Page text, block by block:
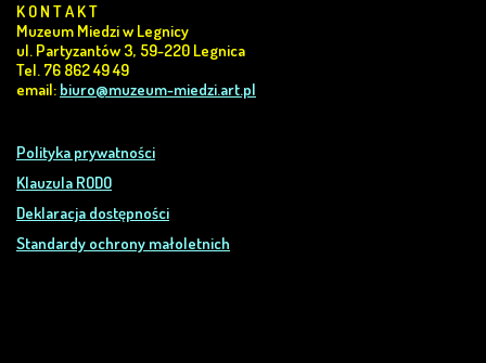
K O N T A K T
Muzeum Miedzi w Legnicy
ul. Partyzantów 3, 59-220 Legnica
Tel. 76 862 49 49
email: biuro@muzeum-miedzi.art.pl
Polityka prywatności
Klauzula RODO
Deklaracja dostępności
Standardy ochrony małoletnich